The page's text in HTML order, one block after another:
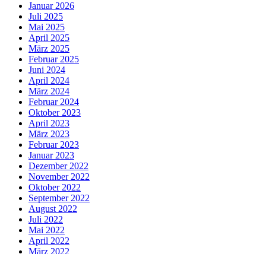
Januar 2026
Juli 2025
Mai 2025
April 2025
März 2025
Februar 2025
Juni 2024
April 2024
März 2024
Februar 2024
Oktober 2023
April 2023
März 2023
Februar 2023
Januar 2023
Dezember 2022
November 2022
Oktober 2022
September 2022
August 2022
Juli 2022
Mai 2022
April 2022
März 2022